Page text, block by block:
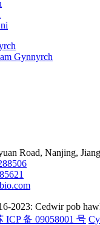
Gynnyrch
Road, Nanjing,
2023: Cedwir pob
ICP 备 09058001 号